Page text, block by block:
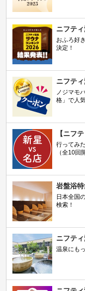
ニフテ
おふろ好
決定！
ニフテ
ノジマモ
格」で人
【ニフ
行ってみ
（全10回
岩盤浴
日本全国
検索！
ニフテ
温泉にも